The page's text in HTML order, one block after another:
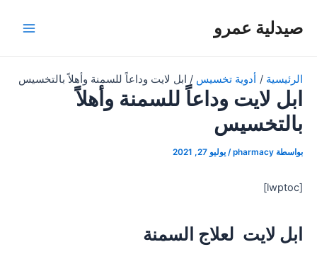
صيدلية عمرو
الرئيسية أدوية تخسيس ابل لايت وداعاً للسمنة وأهلاً بالتخسيس
ابل لايت وداعاً للسمنة وأهلاً
بالتخسيس
بواسطة pharmacy
/ يوليو 27, 2021
[lwptoc]
ابل لايت لعلاج السمنة